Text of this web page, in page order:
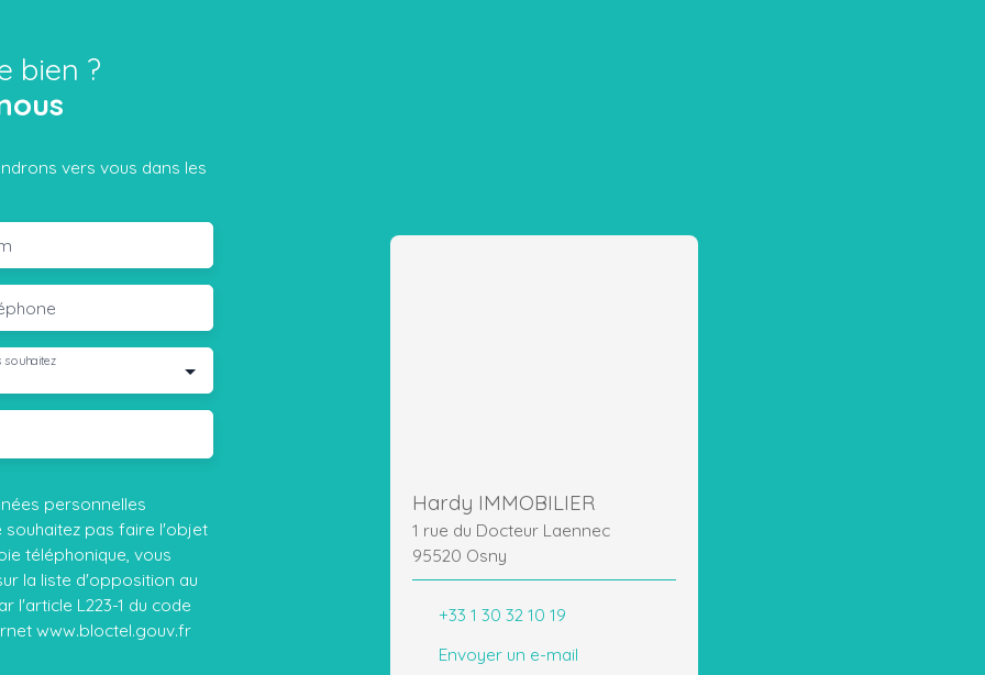
bien ?
vers vous dans les
souhaitez
personnelles
souhaitez pas faire l'objet
téléphonique, vous
la liste d'opposition au
l'article L223-1 du code
www.bloctel.gouv.fr
Hardy IMMOBILIER
1 rue du Docteur Laennec
95520 Osny
+33 1 30 32 10 19
Envoyer un e-mail